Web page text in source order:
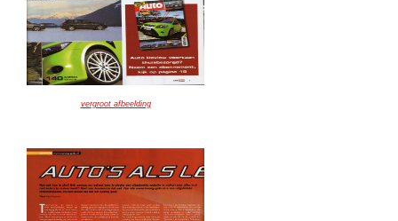
vergroot afbeelding